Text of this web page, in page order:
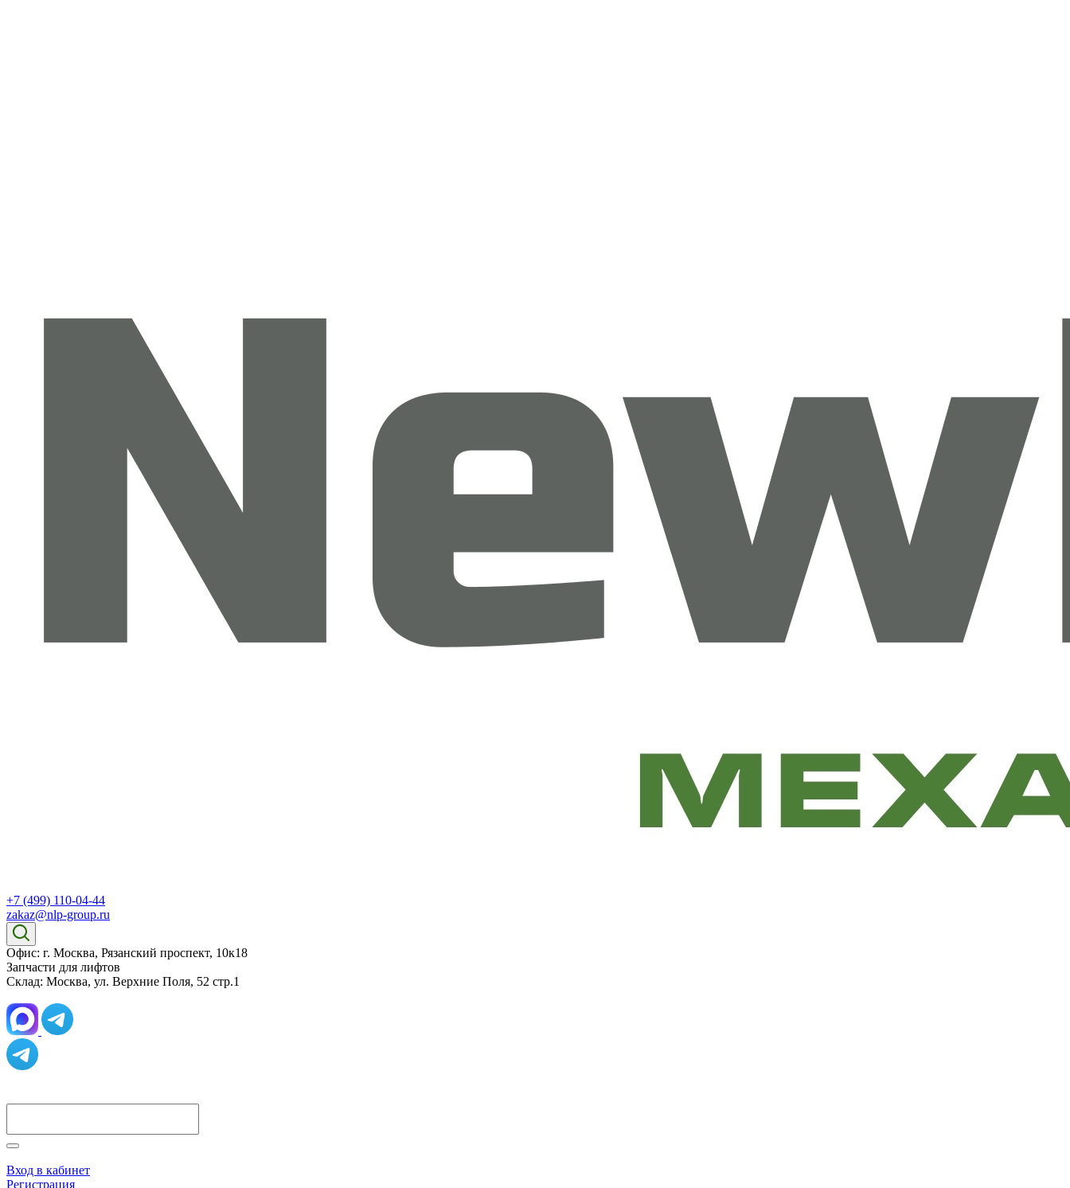
+7 (499) 110-04-44
zakaz@nlp-group.ru
Офис: г. Москва, Рязанский проспект, 10к18
Запчасти для лифтов
Склад: Москва, ул. Верхние Поля, 52 стр.1
Вход в кабинет
Регистрация